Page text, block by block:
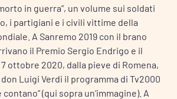
in guerra”, un volume sui soldati
i partigiani e i civili vittime della
A Sanremo 2019 con il brano
il Premio Sergio Endrigo e il
ottobre 2020, dalla pieve di Romena,
Luigi Verdi il programma di Tv2000
(qui sopra un’immagine). A